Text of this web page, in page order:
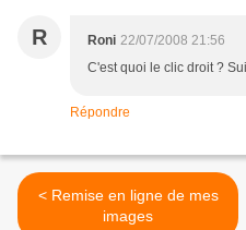
R Roni 22/07/2008 21:56
C'est quoi le clic droit ?
Répondre
< Remise en ligne de mes
images